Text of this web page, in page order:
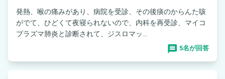
発熱、喉の痛みがあり、病院を受診、その後痰のからんた咳
がでて、ひどくて夜寝られないので、内科を再受診、マイコ
プラズマ肺炎と診断されて、ジスロマッ...
5名が回答